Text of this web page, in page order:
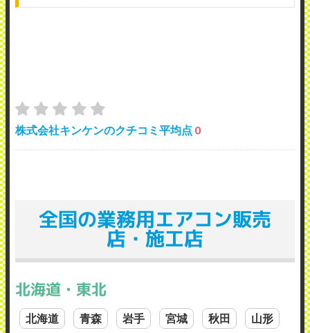
株式会社キンケンのクチコミ平均点 0
全国の業務用エアコン販売
店・施工店
北海道・東北
北海道 青森 岩手 宮城 秋田 山形